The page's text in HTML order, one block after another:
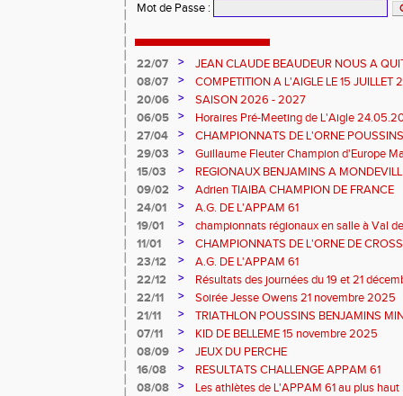
Mot de Passe :
22/07 >
JEAN CLAUDE BEAUDEUR NOUS A
08/07
>
COMPETITION A L'AIGLE LE 15 JUILLET
DES EPREUVES REPORTE A 20 H 45
20/06 >
SAISON 2026 - 2027
06/05
>
Horaires Pré-Meeting de L'Aigle
27/04
>
CHAMPIONNATS DE L'ORNE
L'AIGLE
29/03 >
Guillaume Fleuter Champion d'Europe
15/03
>
REGIONAUX BENJAMINS A
09/02
>
Adrien TIAIBA CHAMPION DE FRANCE
24/01
>
A.G. DE L'APPAM 61
19/01
>
championnats régionaux en salle à Val
11/01
>
CHAMPIONNATS DE L'ORNE DE
2026 et REGIONAUX D'EPREUVES
23/12 >
A.G. DE L'APPAM 61
22/12
>
Résultats des journées du 19 et 21
22/11
>
Soirée Jesse Owens 21 novembre 2025
21/11
>
TRIATHLON POUSSINS BENJAMINS
07/11
>
KID DE BELLEME 15 novembre 2025
08/09
>
JEUX DU PERCHE
16/08
>
RESULTATS CHALLENGE APPAM 61
08/08
>
Les athlètes de L'APPAM 61 au plus